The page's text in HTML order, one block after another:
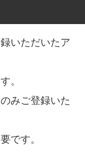
いただいたア
。
みご登録いた
です。